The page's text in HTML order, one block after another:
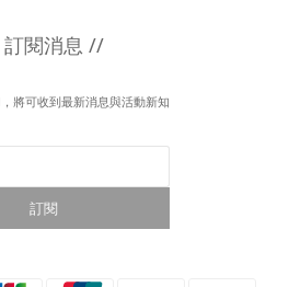
閱消息 //
將可收到最新消息與活動新知
訂閱